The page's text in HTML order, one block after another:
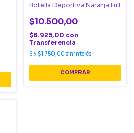
Botella Deportiva Naranja Full
$10.500,00
$8.925,00 con
Transferencia
6 x $1.750,00 sin interés